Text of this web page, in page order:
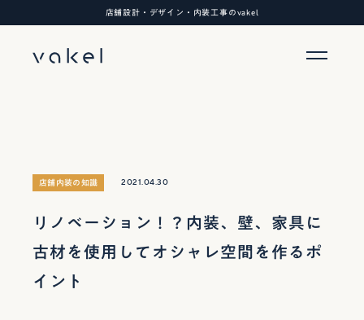
店舗設計・デザイン・内装工事のvakel
店舗内装の知識 2021.04.30
リノベーション！？内装、壁、家具に
古材を使用してオシャレ空間を作るポ
イント